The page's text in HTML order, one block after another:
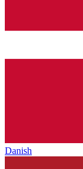
Danish